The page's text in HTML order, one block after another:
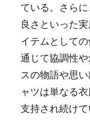
ている。さら
良さといった
イテムとして
通じて協調性
スの物語や思
ャツは単なる
支持され続けて